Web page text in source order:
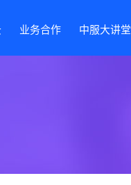
业务合作 中服大讲堂